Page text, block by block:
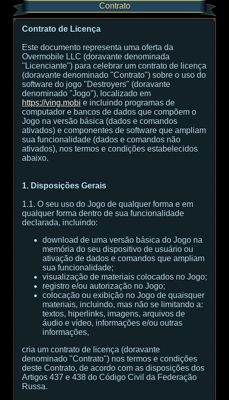
Contrato
Contrato de Licença
Este documento representa uma oferta da
Overmobile LLC (doravante denominada
"Licenciante") para celebrar um contrato de licença
(doravante denominado "Contrato") sobre o uso do
software do jogo "Destroyers" (doravante
denominado "Jogo"), localizado em
https://ving.mobi e incluindo programas de
computador e bancos de dados que compõem o
Jogo na versão básica (dados e comandos
ativados) e componentes de software que ampliam
sua funcionalidade (dados e comandos não
ativados), nos termos e condições estabelecidos
abaixo.
1. Disposições Gerais
1.1. O seu uso do Jogo de qualquer forma e em
qualquer forma dentro de sua funcionalidade
declarada, incluindo:
download de uma versão básica do Jogo na
memória do seu dispositivo de usuário ou
ativação de dados e comandos que ampliam
sua funcionalidade;
visualização de materiais colocados no Jogo;
registro e/ou autorização no Jogo;
colocação ou exibição no Jogo de quaisquer
materiais, incluindo, mas não se limitando a:
textos, hiperlinks, imagens, arquivos de
áudio e vídeo, informações e/ou outras
informações,
cria um contrato de licença (doravante
denominado "Contrato") nos termos e condições
deste Contrato, de acordo com as disposições dos
Artigos 437 e 438 do Código Civil da Federação
Russa.